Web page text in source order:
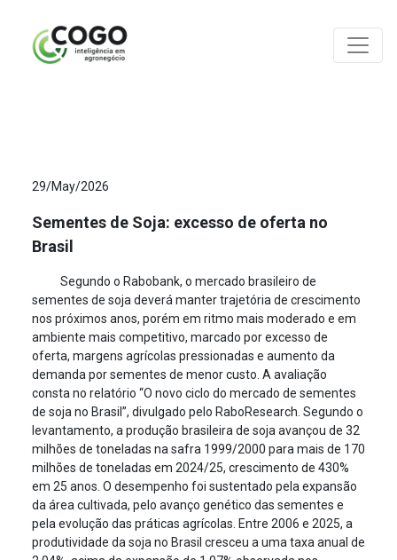
29/May/2026
Sementes de Soja: excesso de oferta no
Brasil
Segundo o Rabobank, o mercado brasileiro de
sementes de soja deverá manter trajetória de crescimento
nos próximos anos, porém em ritmo mais moderado e em
ambiente mais competitivo, marcado por excesso de
oferta, margens agrícolas pressionadas e aumento da
demanda por sementes de menor custo. A avaliação
consta no relatório “O novo ciclo do mercado de sementes
de soja no Brasil”, divulgado pelo RaboResearch. Segundo o
levantamento, a produção brasileira de soja avançou de 32
milhões de toneladas na safra 1999/2000 para mais de 170
milhões de toneladas em 2024/25, crescimento de 430%
em 25 anos. O desempenho foi sustentado pela expansão
da área cultivada, pelo avanço genético das sementes e
pela evolução das práticas agrícolas. Entre 2006 e 2025, a
produtividade da soja no Brasil cresceu a uma taxa anual de